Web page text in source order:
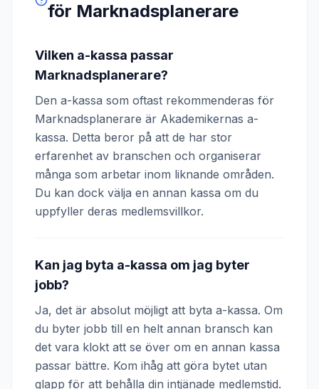
för Marknadsplanerare
Vilken a-kassa passar
Marknadsplanerare?
Den a-kassa som oftast rekommenderas för
Marknadsplanerare är Akademikernas a-
kassa. Detta beror på att de har stor
erfarenhet av branschen och organiserar
många som arbetar inom liknande områden.
Du kan dock välja en annan kassa om du
uppfyller deras medlemsvillkor.
Kan jag byta a-kassa om jag byter
jobb?
Ja, det är absolut möjligt att byta a-kassa. Om
du byter jobb till en helt annan bransch kan
det vara klokt att se över om en annan kassa
passar bättre. Kom ihåg att göra bytet utan
glapp för att behålla din intjänade medlemstid.